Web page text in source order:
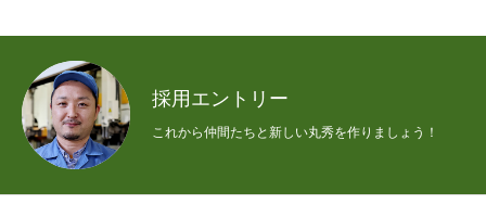
採用エントリー
これから仲間たちと新しい丸秀を作りましょう！